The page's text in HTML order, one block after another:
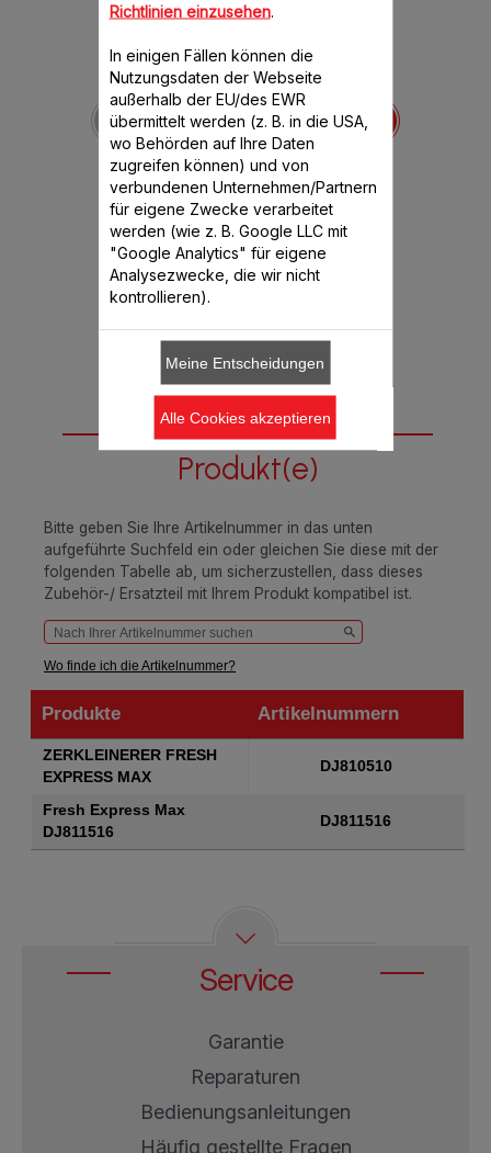
Kegel zum grob
Raspeln Rot SS-
193998
Ideal für Rohkost!
Verfügbare Menge.
CHF 10.10
In den Warenkorb legen
Passend für 2
Produkt(e)
Bitte geben Sie Ihre Artikelnummer in das unten
aufgeführte Suchfeld ein oder gleichen Sie diese mit der
folgenden Tabelle ab, um sicherzustellen, dass dieses
Zubehör-/ Ersatzteil mit Ihrem Produkt kompatibel ist.
Wo finde ich die Artikelnummer?
Produkte
Artikelnummern
Produkte
ZERKLEINERER FRESH
EXPRESS MAX
DJ810510
Fresh Express Max
DJ811516
DJ811516
Service
Garantie
Reparaturen
Bedienungsanleitungen
Häufig gestellte Fragen
Richtlinien einzusehen.
In einigen Fällen können die
Nutzungsdaten der Webseite
außerhalb der EU/des EWR
übermittelt werden (z. B. in die USA,
wo Behörden auf Ihre Daten
zugreifen können) und von
verbundenen Unternehmen/Partnern
für eigene Zwecke verarbeitet
werden (wie z. B. Google LLC mit
"Google Analytics" für eigene
Analysezwecke, die wir nicht
kontrollieren).
Meine Entscheidungen
Alle Cookies akzeptieren